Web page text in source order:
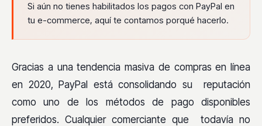
Si aún no tienes habilitados los pagos con PayPal en
tu e-commerce, aquí te contamos porqué hacerlo.
Gracias a una tendencia masiva de compras en línea
en 2020, PayPal está consolidando su reputación
como uno de los métodos de pago disponibles
preferidos. Cualquier comerciante que todavía no